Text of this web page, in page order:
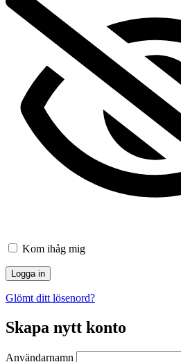
Kom ihåg mig
Glömt ditt lösenord?
Skapa nytt konto
Användarnamn